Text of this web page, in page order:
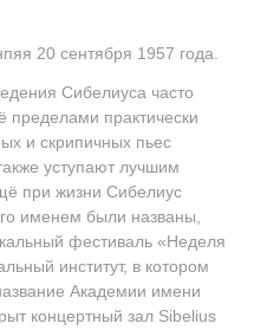
20 сентября 1957 года.
Сибелиуса часто
пределами практически
и скрипичных пьес
уступают лучшим
при жизни Сибелиус
именем были названы,
фестиваль «Неделя
институт, в котором
Академии имени
концертный зал Sibelius